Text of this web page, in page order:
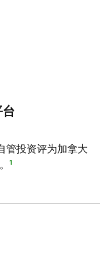
台
管投资评为加拿大
1